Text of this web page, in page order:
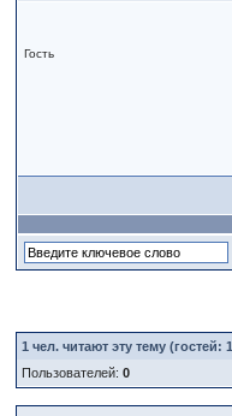
Гость
1 чел. читают эту тему
Пользователей:0